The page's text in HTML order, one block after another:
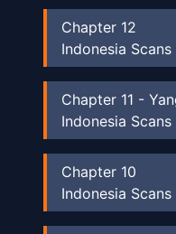
Chapter 12
Indonesia Scans
Chapter 11 -
Indonesia Scans
Chapter 10
Indonesia Scans